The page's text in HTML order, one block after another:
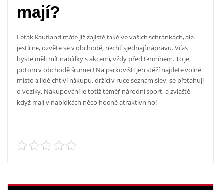
mají?
Leták Kaufland máte již zajisté také ve vašich schránkách, ale
jestli ne, ozvěte se v obchodě, nechť sjednají nápravu. Včas
byste měli mít nabídky s akcemi, vždy před termínem. To je
potom v obchodě šrumec! Na parkovišti jen stěží najdete volné
místo a lidé chtiví nákupu, držící v ruce seznam slev, se přetahují
o vozíky. Nakupování je totiž téměř národní sport, a zvláště
když mají v nabídkách něco hodně atraktivního!